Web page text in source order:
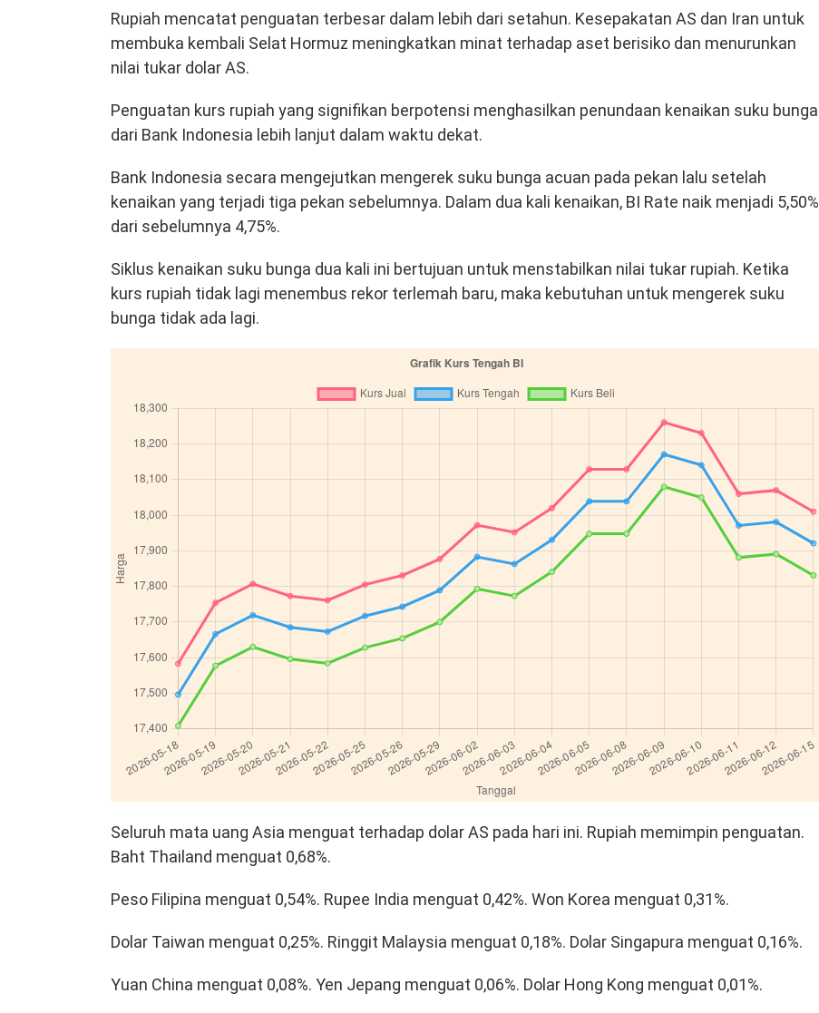
Rupiah mencatat penguatan terbesar dalam lebih dari setahun. Kesepakatan AS dan Iran untuk
membuka kembali Selat Hormuz meningkatkan minat terhadap aset berisiko dan menurunkan
nilai tukar dolar AS.
Penguatan kurs rupiah yang signifikan berpotensi menghasilkan penundaan kenaikan suku bunga
dari Bank Indonesia lebih lanjut dalam waktu dekat.
Bank Indonesia secara mengejutkan mengerek suku bunga acuan pada pekan lalu setelah
kenaikan yang terjadi tiga pekan sebelumnya. Dalam dua kali kenaikan, BI Rate naik menjadi 5,50%
dari sebelumnya 4,75%.
Siklus kenaikan suku bunga dua kali ini bertujuan untuk menstabilkan nilai tukar rupiah. Ketika
kurs rupiah tidak lagi menembus rekor terlemah baru, maka kebutuhan untuk mengerek suku
bunga tidak ada lagi.
Seluruh mata uang Asia menguat terhadap dolar AS pada hari ini. Rupiah memimpin penguatan.
Baht Thailand menguat 0,68%.
Peso Filipina menguat 0,54%. Rupee India menguat 0,42%. Won Korea menguat 0,31%.
Dolar Taiwan menguat 0,25%. Ringgit Malaysia menguat 0,18%. Dolar Singapura menguat 0,16%.
Yuan China menguat 0,08%. Yen Jepang menguat 0,06%. Dolar Hong Kong menguat 0,01%.